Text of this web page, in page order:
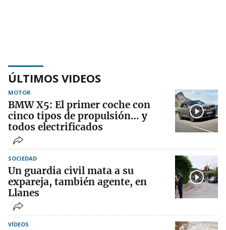
ÚLTIMOS VIDEOS
MOTOR
BMW X5: El primer coche con
cinco tipos de propulsión… y
todos electrificados
SOCIEDAD
Un guardia civil mata a su
expareja, también agente, en
Llanes
VÍDEOS